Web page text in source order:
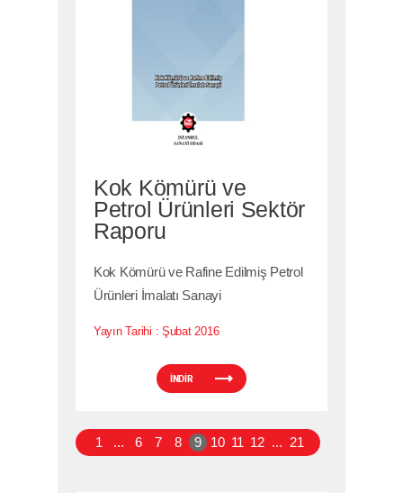
Kok Kömürü ve
Petrol Ürünleri Sektör
Raporu
Kok Kömürü ve Rafine Edilmiş Petrol
Ürünleri İmalatı Sanayi
Yayın Tarihi : Şubat 2016
İNDİR
1 ... 6 7 8 9 10 11 12 ... 21